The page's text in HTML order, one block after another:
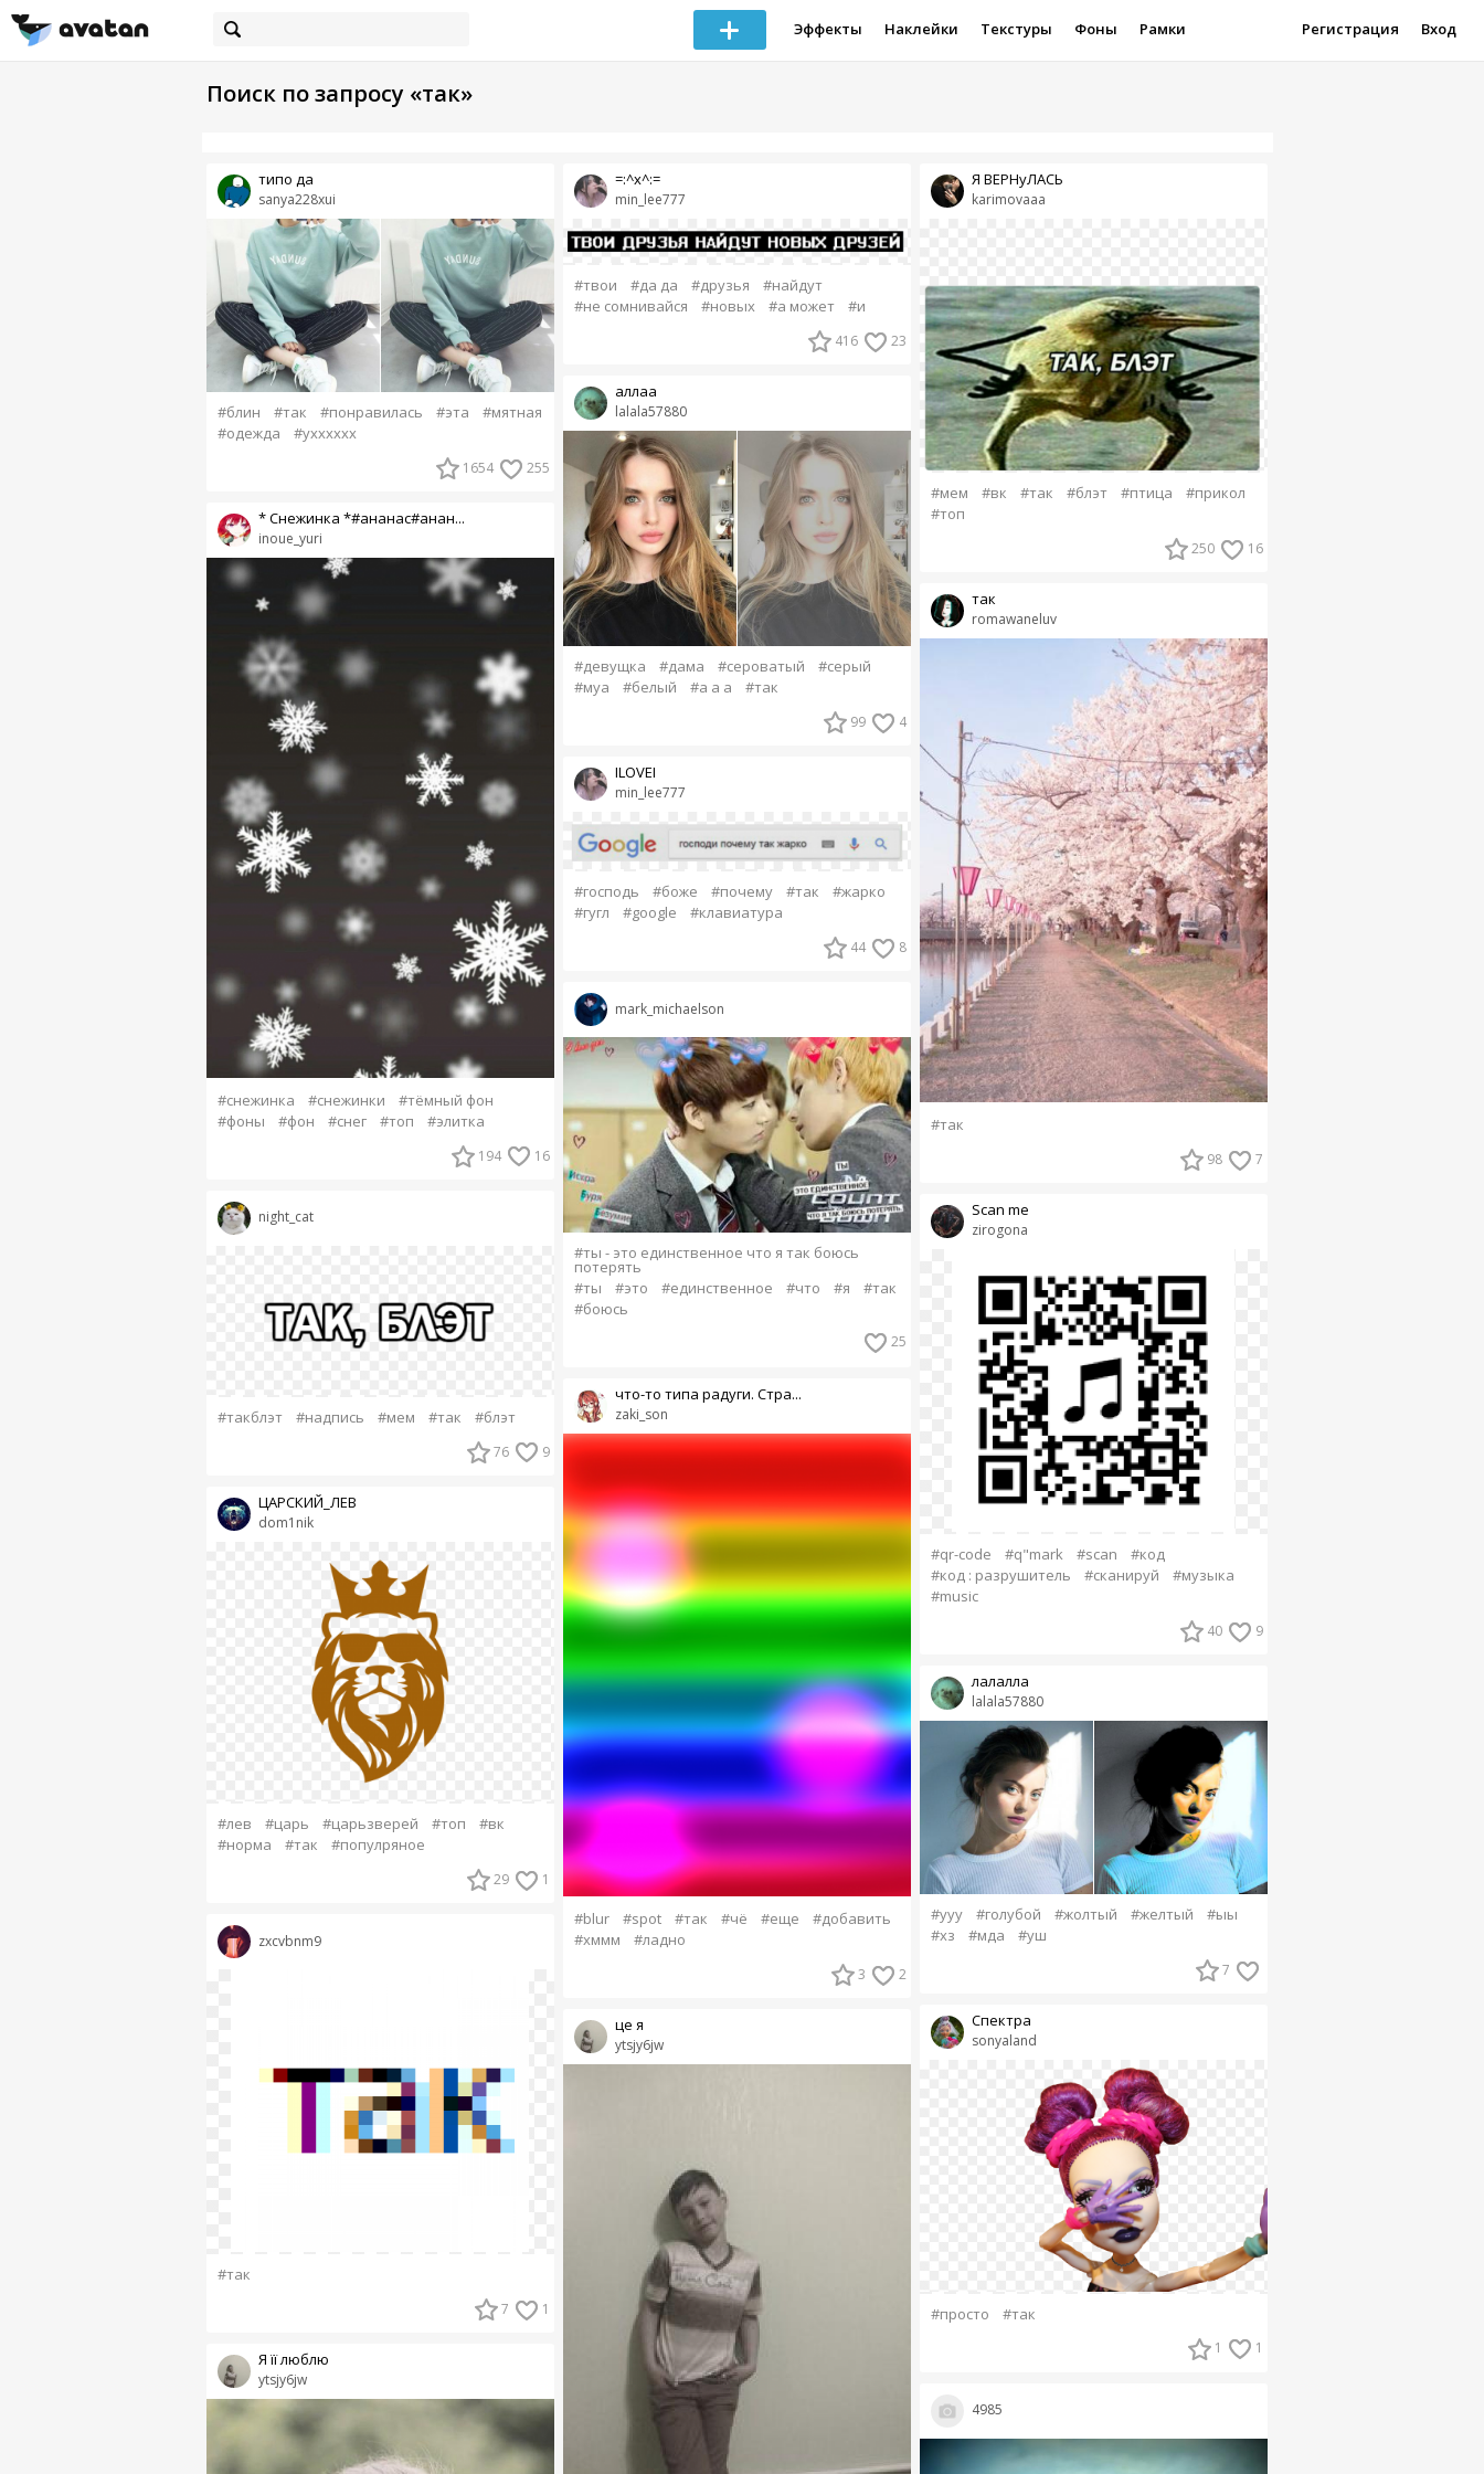
Эффекты Наклейки Текстуры Фоны Рамки Регистрация Вход
Поиск по запросу «так»
sanya228xui
типо да
#блин #так #понравилась #эта
#мятная
#одежда
#ухххххх
1654 255
inoue_yuri
* Снежинка *#ананас#анан...
#снежинка #снежинки
#тёмный фон
#фоны
#фон #снег #топ #элитка
194 16
night_cat
#такблэт #надпись #мем #так #блэт
76 9
dom1nik
ЦАРСКИЙ_ЛЕВ
#лев #царь #царьзверей #топ
#вк
#норма
#так #популряное
29 1
zxcvbnm9
#так
7 1
ytsjy6jw
Я її люблю
min_lee777
=:^x^:=
#твои #да да #друзья
#найдут
#не сомнивайся
#новых #а может #и
416 23
lalala57880
аллаа
#девущка #дама #сероватый
#серый
#муа
#белый #а а а #так
99 4
min_lee777
ILOVEI
#господь #боже #почему #так
#жарко
#гугл
#google #клавиатура
44 8
mark_michaelson
#ты - это единственное что я так боюсь
потерять
#ты
#это #единственное #что #я
#так
#боюсь
25
zaki_son
что-то типа радуги. Стра...
#blur #spot #так #чё #еще
#добавить
#хммм
#ладно
3 2
ytsjy6jw
це я
karimovaaa
Я ВЕРНуЛАСЬ
#мем #вк #так #блэт #птица
#прикол
#топ
250 16
romawaneluv
так
#так
98 7
zirogona
Scan me
#qr-code #q"mark #scan
#код
#код : разрушитель
#сканируй
#музыка
#music
40 9
lalala57880
лалалла
#ууу #голубой #жолтый #желтый
#ыы
#хз
#мда #уш
7
sonyaland
Спектра
#просто #так
1 1
4985